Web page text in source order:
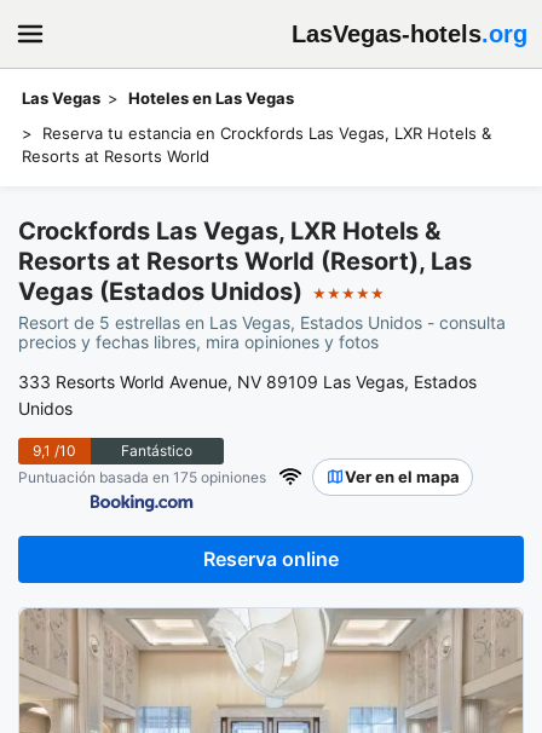
LasVegas-hotels.org
Las Vegas
Hoteles en Las Vegas
Reserva tu estancia en Crockfords Las Vegas, LXR Hotels &
Resorts at Resorts World
Crockfords Las Vegas, LXR Hotels &
Resorts at Resorts World (Resort), Las
Vegas (Estados Unidos)
★★★★★
Resort de 5 estrellas en Las Vegas, Estados Unidos - consulta
precios y fechas libres, mira opiniones y fotos
333 Resorts World Avenue, NV 89109 Las Vegas, Estados
Unidos
9,1 /10
Fantástico
Puntuación basada en 175 opiniones
Ver en el mapa
Reserva online